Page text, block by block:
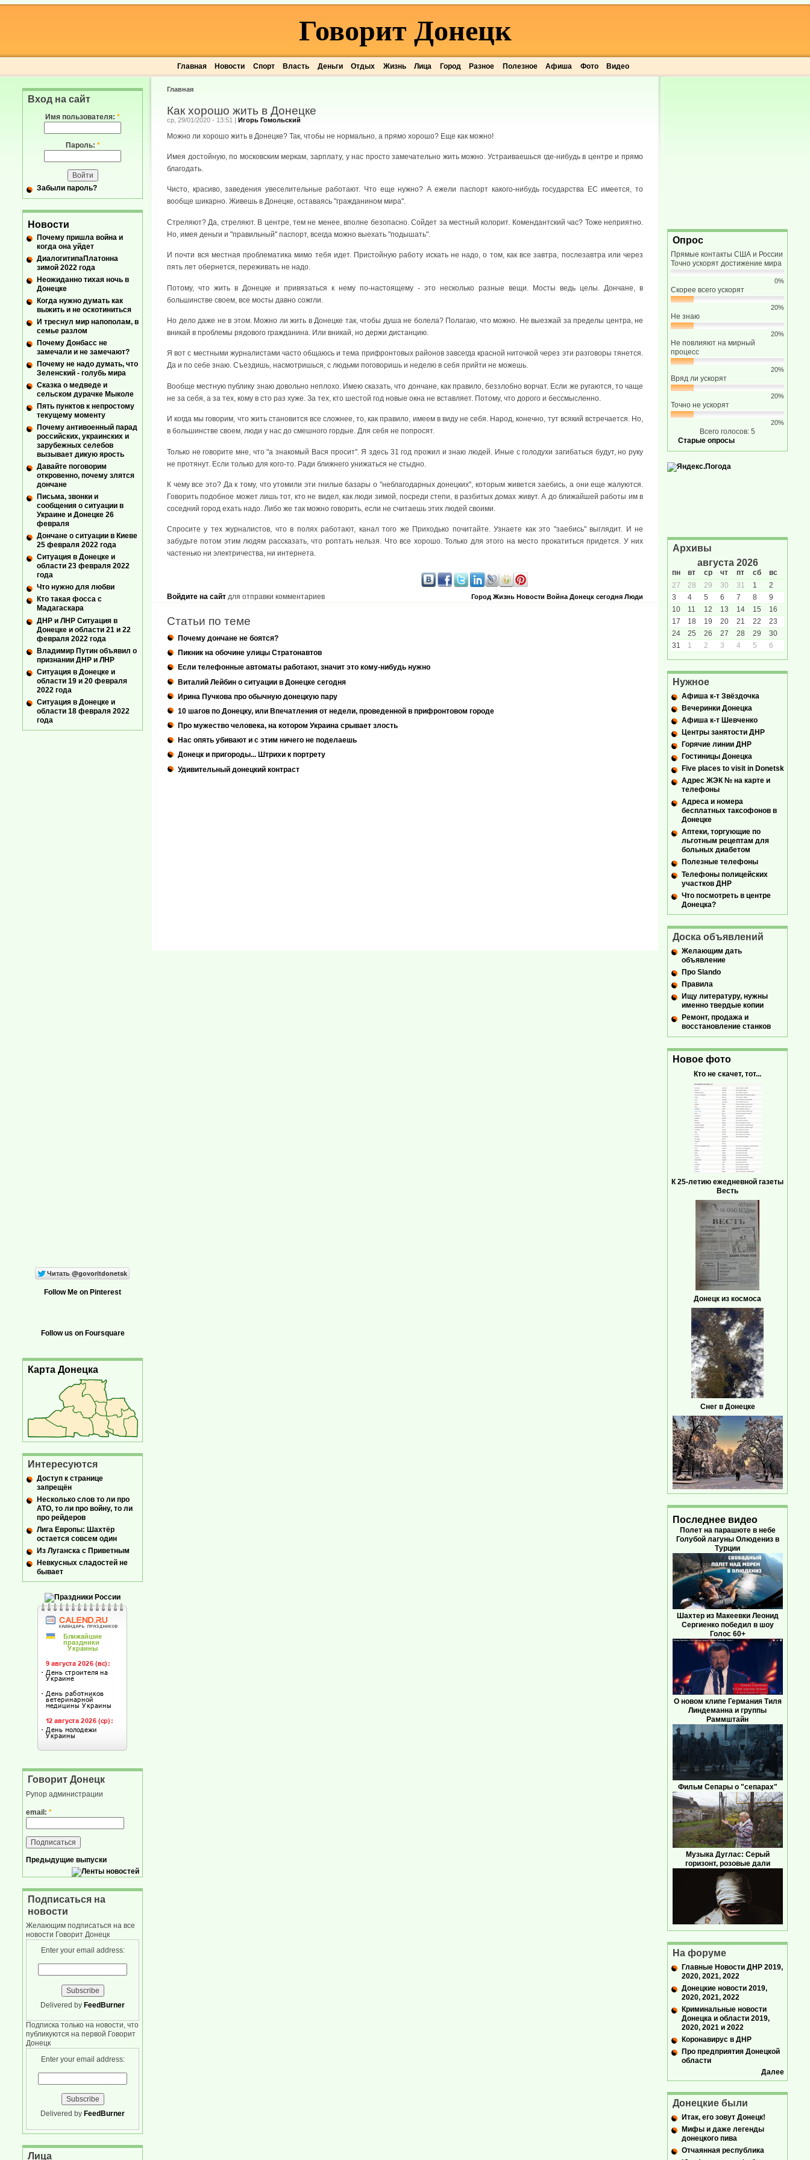
Главная Новости Спорт Власть Деньги Отдых Жизнь Лица Город Разное Полезное Афиша Фото Видео
Говорит Донецк
Главная
Как хорошо жить в Донецке
ср, 29/01/2020 - 13:51 | Игорь Гомольский
Можно ли хорошо жить в Донецке? Так, чтобы не нормально, а прямо хорошо? Еще как можно!
Имея достойную, по московским меркам, зарплату, у нас просто замечательно жить можно. Устраиваешься где-нибудь в центре и прямо
благодать.
Чисто, красиво, заведения увеселительные работают. Что еще нужно? А ежели паспорт какого-нибудь государства ЕС имеется, то
вообще шикарно. Живешь в Донецке, оставаясь "гражданином мира".
Стреляют? Да, стреляют. В центре, тем не менее, вполне безопасно. Сойдет за местный колорит. Комендантский час? Тоже неприятно.
Но, имея деньги и "правильный" паспорт, всегда можно выехать "подышать".
И почти вся местная проблематика мимо тебя идет. Пристойную работу искать не надо, о том, как все завтра, послезавтра или через
пять лет обернется, переживать не надо.
Потому, что жить в Донецке и привязаться к нему по-настоящему - это несколько разные вещи. Мосты ведь целы. Дончане, в
большинстве своем, все мосты давно сожгли.
Но дело даже не в этом. Можно ли жить в Донецке так, чтобы душа не болела? Полагаю, что можно. Не выезжай за пределы центра, не
вникай в проблемы рядового гражданина. Или вникай, но держи дистанцию.
Я вот с местными журналистами часто общаюсь и тема прифронтовых районов завсегда красной ниточкой через эти разговоры тянется.
Да и по себе знаю. Съездишь, насмотришься, с людьми поговоришь и неделю в себя прийти не можешь.
Вообще местную публику знаю довольно неплохо. Имею сказать, что дончане, как правило, беззлобно ворчат. Если же ругаются, то чаще
не за себя, а за тех, кому в сто раз хуже. За тех, кто шестой год новые окна не вставляет. Потому, что дорого и бессмысленно.
И когда мы говорим, что жить становится все сложнее, то, как правило, имеем в виду не себя. Народ, конечно, тут всякий встречается. Но,
в большинстве своем, люди у нас до смешного гордые. Для себя не попросят.
Только не говорите мне, что "а знакомый Вася просит". Я здесь 31 год прожил и знаю людей. Иные с голодухи загибаться будут, но руку
не протянут. Если только для кого-то. Ради ближнего унижаться не стыдно.
К чему все это? Да к тому, что утомили эти гнилые базары о "неблагодарных донецких", которым живется заебись, а они еще жалуются.
Говорить подобное может лишь тот, кто не видел, как люди зимой, посреди степи, в разбитых домах живут. А до ближайшей работы им в
соседний город ехать надо. Либо же так можно говорить, если не считаешь этих людей своими.
Спросите у тех журналистов, что в полях работают, канал того же Приходько почитайте. Узнаете как это "заебись" выглядит. И не
забудьте потом этим людям рассказать, что роптать нельзя. Что все хорошо. Только для этого на место прокатиться придется. У них
частенько ни электричества, ни интернета.
Город Жизнь Новости Война Донецк сегодня Люди
Войдите на сайт для отправки комментариев
Статьи по теме
Почему дончане не боятся?
Пикник на обочине улицы Стратонавтов
Если телефонные автоматы работают, значит это кому-нибудь нужно
Виталий Лейбин о ситуации в Донецке сегодня
Ирина Пучкова про обычную донецкую пару
10 шагов по Донецку, или Впечатления от недели, проведенной в прифронтовом городе
Про мужество человека, на котором Украина срывает злость
Нас опять убивают и с этим ничего не поделаешь
Донецк и пригороды... Штрихи к портрету
Удивительный донецкий контраст
Вход на сайт
Имя пользователя: *
Пароль: *
Забыли пароль?
Новости
Почему пришла война и
когда она уйдет
ДиалогитипаПлатонна
зимой 2022 года
Неожиданно тихая ночь в
Донецке
Когда нужно думать как
выжить и не оскотиниться
И треснул мир напополам, в
семье разлом
Почему Донбасс не
замечали и не замечают?
Почему не надо думать, что
Зеленский - голубь мира
Сказка о медведе и
сельском дурачке Мыколе
Пять пунктов к непростому
текущему моменту
Почему антивоенный парад
российских, украинских и
зарубежных селебов
вызывает дикую ярость
Давайте поговорим
откровенно, почему злятся
дончане
Письма, звонки и
сообщения о ситуации в
Украине и Донецке 26
февраля
Дончане о ситуации в Киеве
25 февраля 2022 года
Ситуация в Донецке и
области 23 февраля 2022
года
Что нужно для любви
Кто такая фосса с
Мадагаскара
ДНР и ЛНР Ситуация в
Донецке и области 21 и 22
февраля 2022 года
Владимир Путин объявил о
признании ДНР и ЛНР
Ситуация в Донецке и
области 19 и 20 февраля
2022 года
Ситуация в Донецке и
области 18 февраля 2022
года
Follow Me on Pinterest
Follow us on Foursquare
Карта Донецка
Интересуются
Доступ к странице
запрещён
Несколько слов то ли про
АТО, то ли про войну, то ли
про рейдеров
Лига Европы: Шахтёр
остается совсем один
Из Луганска с Приветным
Невкусных сладостей не
бывает
Говорит Донецк
Рупор администрации
email: *
Предыдущие выпуски
Подписаться на
новости
Желающим подписаться на все
новости Говорит Донецк
Enter your email address:
Delivered by FeedBurner
Подписка только на новости, что
публикуются на первой Говорит
Донецк
Enter your email address:
Delivered by FeedBurner
Лица
Опрос
Прямые контакты США и России
Точно ускорят достижение мира
0%
Скорее всего ускорят
20%
Не знаю
20%
Не повлияют на мирный
процесс
20%
Вряд ли ускорят
20%
Точно не ускорят
20%
Всего голосов: 5
Старые опросы
Архивы
августа 2026
пн вт ср чт пт сб
вс
27
28 29 30 31 1
2
3
4 5 6 7 8
9
10
11 12 13 14 15
16
17
18 19 20 21 22
23
24
25 26 27 28 29
30
31
1 2 3 4 5 6
Нужное
Афиша к-т Звёздочка
Вечеринки Донецка
Афиша к-т Шевченко
Центры занятости ДНР
Горячие линии ДНР
Гостиницы Донецка
Five places to visit in Donetsk
Адрес ЖЭК № на карте и
телефоны
Адреса и номера
бесплатных таксофонов в
Донецке
Аптеки, торгующие по
льготным рецептам для
больных диабетом
Полезные телефоны
Телефоны полицейских
участков ДНР
Что посмотреть в центре
Донецка?
Доска объявлений
Желающим дать
объявление
Про Slando
Правила
Ищу литературу, нужны
именно твердые копии
Ремонт, продажа и
восстановление станков
Новое фото
Кто не скачет, тот...
К 25-летию ежедневной газеты
Весть
Донецк из космоса
Снег в Донецке
Последнее видео
Полет на парашюте в небе
Голубой лагуны Олюдениз в
Турции
Шахтер из Макеевки Леонид
Сергиенко победил в шоу
Голос 60+
О новом клипе Германия Тиля
Линдеманна и группы
Раммштайн
Фильм Сепары о "сепарах"
Музыка Дуглас: Серый
горизонт, розовые дали
На форуме
Главные Новости ДНР 2019,
2020, 2021, 2022
Донецкие новости 2019,
2020, 2021, 2022
Криминальные новости
Донецка и области 2019,
2020, 2021 и 2022
Коронавирус в ДНР
Про предприятия Донецкой
области
Далее
Донецкие были
Итак, его зовут Донецк!
Мифы и даже легенды
донецкого пива
Отчаянная республика